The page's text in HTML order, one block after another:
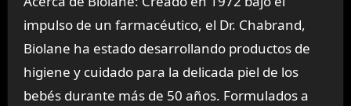
impulso de un farmacéutico, el Dr. Chabrand,
Biolane ha estado desarrollando productos de
higiene y cuidado para la delicada piel de los
bebés durante más de 50 años. Formulados a